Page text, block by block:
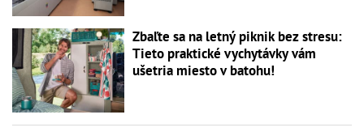
Zbaľte sa na letný piknik bez stresu:
Tieto praktické vychytávky vám
ušetria miesto v batohu!